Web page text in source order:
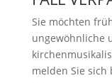
Sie möchten
ungewöhnliche
melden Sie sich